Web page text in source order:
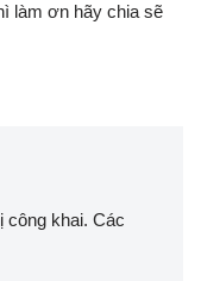
làm ơn hãy chia sẽ
công khai. Các